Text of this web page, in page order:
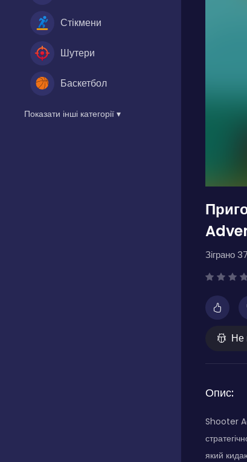
Стікмени
Шутери
Баскетбол
Показати інші категорії ▾
Зіграно
Не
Опис:
Shooter
який